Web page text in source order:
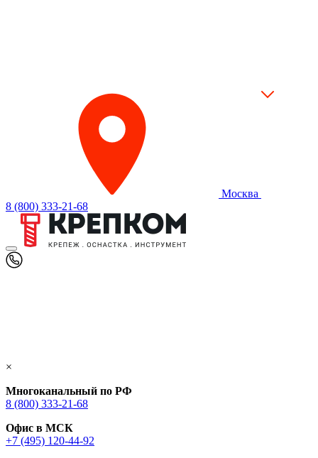
Москва
8 (800) 333-21-68
×
Многоканальный по РФ
8 (800) 333‑21-68
Офис в МСК
+7 (495) 120-44-92